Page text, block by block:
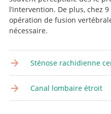
l’intervention. De plus, chez
opération de fusion
nécessaire.
Sténose rachidienne
Canal lombaire étroit